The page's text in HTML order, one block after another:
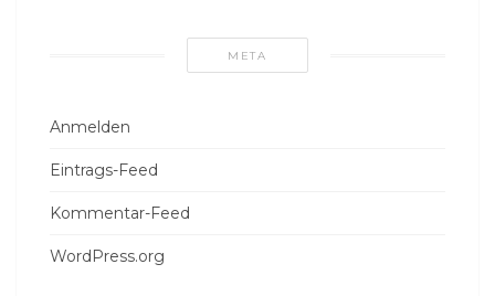
META
Anmelden
Eintrags-Feed
Kommentar-Feed
WordPress.org